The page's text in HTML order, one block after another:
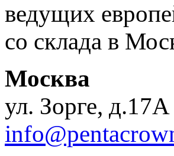
ведущих
со склада в
Москва
ул. Зорге, д.17А